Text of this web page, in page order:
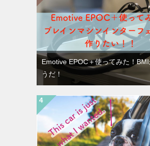
Emotive EPOC＋使ってみた！
うだ！